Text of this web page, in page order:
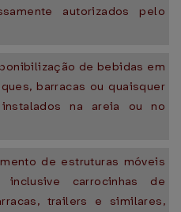
autorizados pelo
de bebidas em
barracas ou quaisquer
na areia ou no
de estruturas móveis
carrocinhas de
trailers e similares,